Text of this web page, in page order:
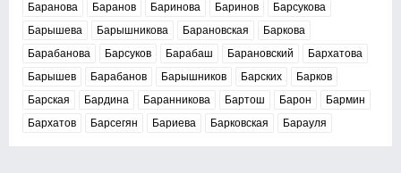
Баранова Баранов Баринова Баринов
Барсукова
Барышева
Барышникова Барановская
Баркова
Барабанова
Барсуков Барабаш Барановский
Бархатова
Барышев
Барабанов Барышников Барских
Барков
Барская
Бардина Баранникова Бартош Барон
Бармин
Бархатов
Барсегян Бариева Барковская Барауля